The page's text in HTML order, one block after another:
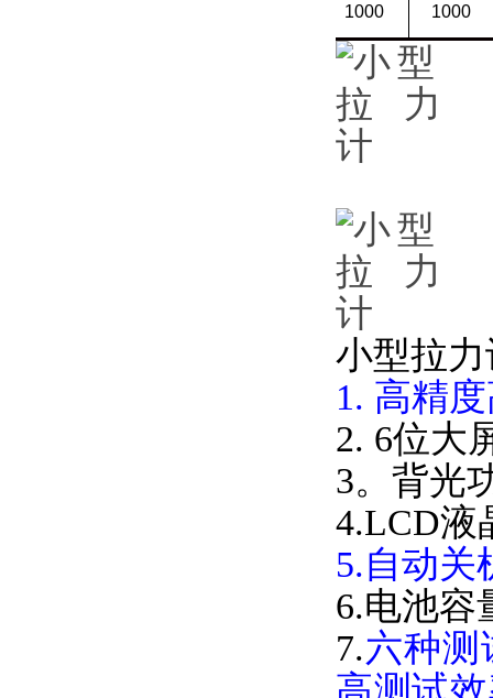
1000
1000
小型拉
1. 高精
2. 6位大
3。背光
4.LCD液
5.自动关
6.电池容
7.六种测
高测试